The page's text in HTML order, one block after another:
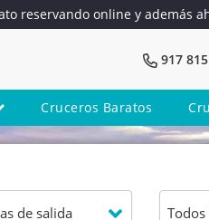
reservando online y además
917
Cruceros Baratos